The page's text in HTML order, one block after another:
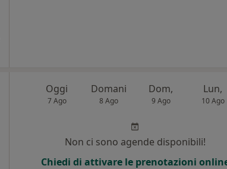
Oggi
7 Ago
Domani
8 Ago
Dom,
9 Ago
Lun,
10 Ago
Non ci sono agende disponibili!
Chiedi di attivare le prenotazioni